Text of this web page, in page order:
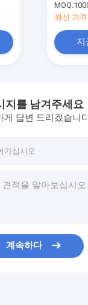
MOQ:
최신 가
지
지를 남겨주세요
게 답변 드리겠습니
계속하다